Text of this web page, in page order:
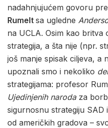
nadahnjujućem govoru
Rumelt sa ugledne
na UCLA. Osim kao britva
strategija, a šta nije (npr.
još manje spisak ciljeva, a
upoznali smo i nekoliko
strategijama: profesor
Ujedinjenih narodaza
sigurnosnu strategiju SAD
od američkih gradova –